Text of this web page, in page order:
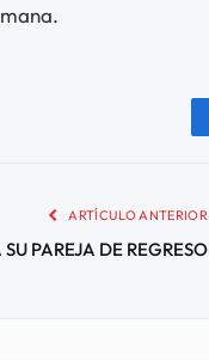
ARTÍCULO ANTERIOR
PAREJA DE REGRESO